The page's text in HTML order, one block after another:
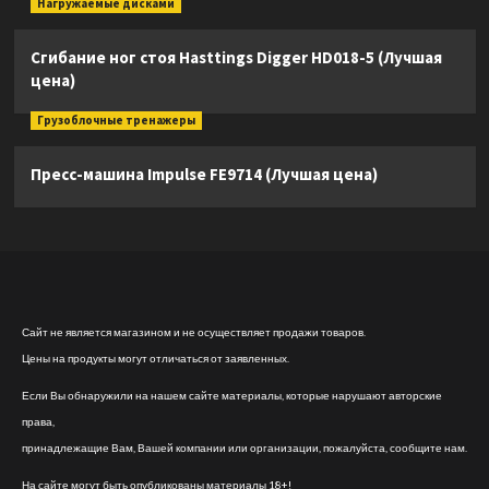
Нагружаемые дисками
Сгибание ног стоя Hasttings Digger HD018-5 (Лучшая
цена)
Грузоблочные тренажеры
Пресс-машина Impulse FE9714 (Лучшая цена)
Сайт не является магазином и не осуществляет продажи товаров.
Цены на продукты могут отличаться от заявленных.
Если Вы обнаружили на нашем сайте материалы, которые нарушают авторские
права,
принадлежащие Вам, Вашей компании или организации, пожалуйста, сообщите нам.
На сайте могут быть опубликованы материалы 18+!